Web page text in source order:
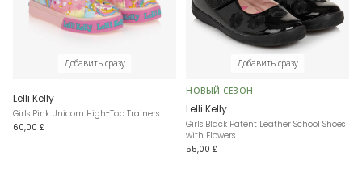
Добавить сразу
Lelli Kelly
Girls Pink Unicorn High-Top Trainers
60,00 £
Добавить сразу
НОВЫЙ СЕЗОН
Lelli Kelly
Girls Black Patent Leather School Shoes
with Flowers
55,00 £